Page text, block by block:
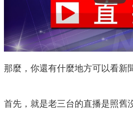
那麼，你還有什麼地方可以看新
首先，就是老三台的直播是照舊